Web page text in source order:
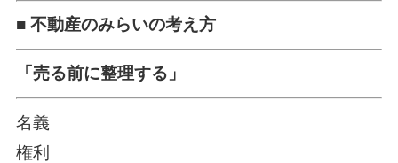
■ 不動産のみらいの考え方
「売る前に整理する」
名義
権利